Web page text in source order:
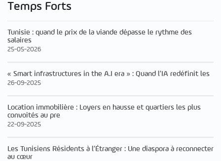
Temps Forts
Tunisie : quand le prix de la viande dépasse le rythme des
salaires
25-05-2026
« Smart infrastructures in the A.I era » : Quand l’IA redéfinit les
26-09-2025
Location immobilière : Loyers en hausse et quartiers les plus
convoités au pre
22-09-2025
Les Tunisiens Résidents à l’Étranger : Une diaspora à reconnecter
au cœur